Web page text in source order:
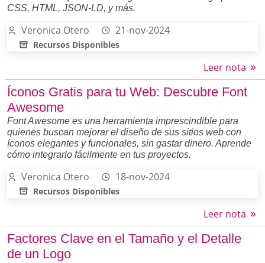
CSS, HTML, JSON-LD, y más.
Veronica Otero 21-nov-2024
Recursos Disponibles
Leer nota
Íconos Gratis para tu Web: Descubre Font
Awesome
Font Awesome es una herramienta imprescindible para
quienes buscan mejorar el diseño de sus sitios web con
íconos elegantes y funcionales, sin gastar dinero. Aprende
cómo integrarlo fácilmente en tus proyectos.
Veronica Otero 18-nov-2024
Recursos Disponibles
Leer nota
Factores Clave en el Tamaño y el Detalle
de un Logo